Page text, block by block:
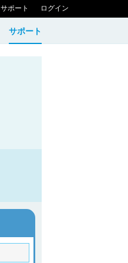
サポート ログイン
サポート